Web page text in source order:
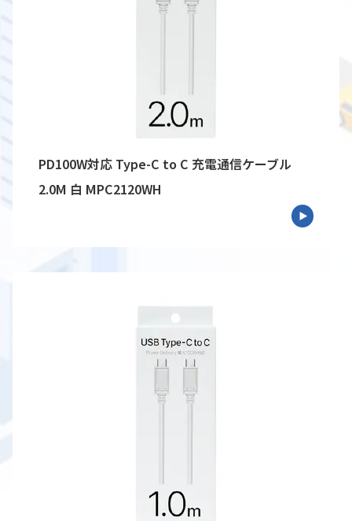
PD100W対応 Type-C to C 充電通信ケーブル
2.0M 白 MPC2120WH